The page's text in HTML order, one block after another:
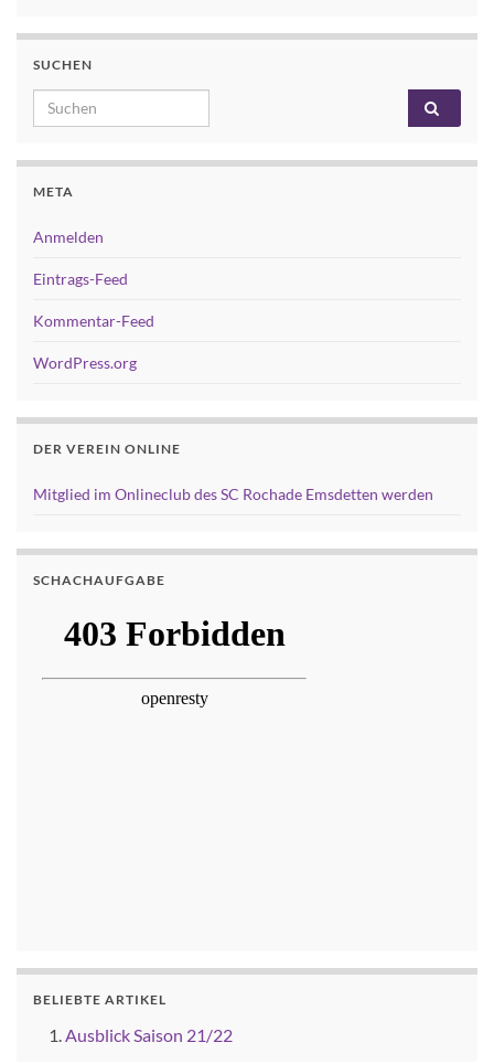
SUCHEN
Search for:
META
Anmelden
Eintrags-Feed
Kommentar-Feed
WordPress.org
DER VEREIN ONLINE
Mitglied im Onlineclub des SC Rochade Emsdetten werden
SCHACHAUFGABE
BELIEBTE ARTIKEL
Ausblick Saison 21/22